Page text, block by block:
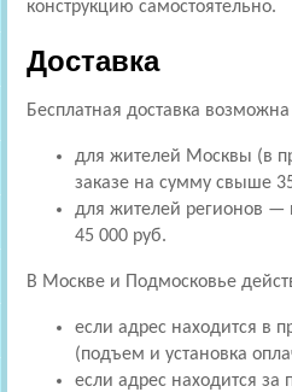
конструкцию самостоятельно.
Доставка
Бесплатная доставка
для жителей Москвы (в
заказе на сумму свыше
для жителей регионов —
45 000 руб.
В Москве и Подмосковье
если адрес находится в
(подъем и установка
если адрес находится